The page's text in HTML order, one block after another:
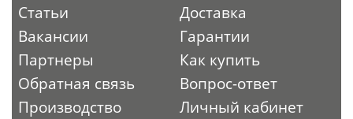
Статьи
Вакансии
Партнеры
Обратная связь
Производство
Доставка
Гарантии
Как купить
Вопрос-ответ
Личный кабинет